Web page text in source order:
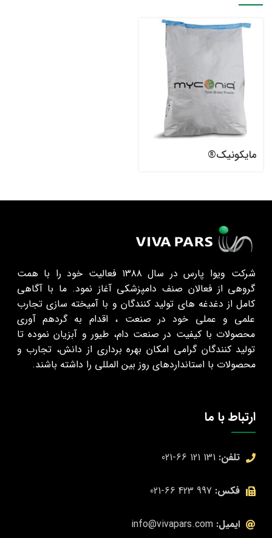
مایکونیک®
ارتباط با ما
تلفن: 131 121 66-021
فکس:
ایمیل: info@vivapars.com
شرکت ویوا پارس در سال ۱۳۸۸ فعالیت خود را با همت
گروهی از فعالان صنف دامپزشکی آغاز نمود. ما با آگاهی
کامل از دغدغه های تولید کنندگان و با آمیخته سازی تجارب
علمی و عملی خود در صنعت ، اقدام به گرد‌هم‌ آوری
محصولات با کیفیت در صنعت دام، طیور و آبزیان نموده تا
تولید کنندگان گرامی امکان بهره‌ برداری از دانش، تجارب و
محصولات با استانداردهای روز بین المللی را داشته باشند.